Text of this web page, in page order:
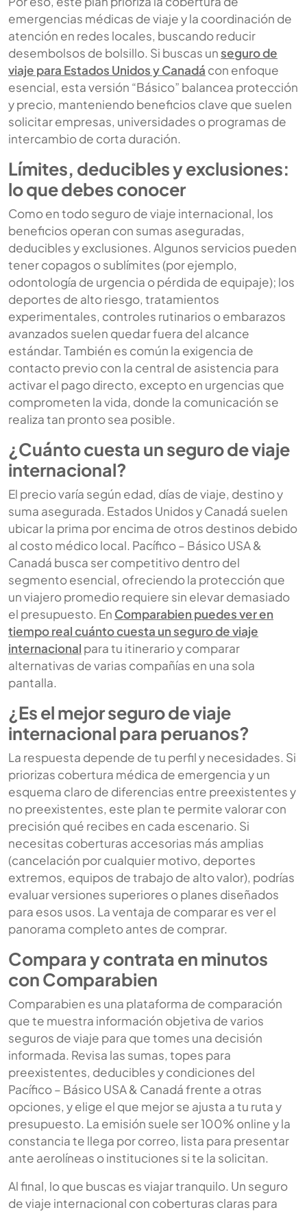
emergencias médicas de viaje y la coordinación de
atención en redes locales, buscando reducir
desembolsos de bolsillo. Si buscas unseguro de
viaje para Estados Unidos y Canadá con enfoque
esencial, esta versión “Básico” balancea protección
y precio, manteniendo beneficios clave que suelen
solicitar empresas, universidades o programas de
intercambio de corta duración.
Límites, deducibles y exclusiones:
lo que debes conocer
Como en todo seguro de viaje internacional, los
beneficios operan con sumas aseguradas,
deducibles y exclusiones. Algunos servicios pueden
tener copagos o sublímites (por ejemplo,
odontología de urgencia o pérdida de equipaje); los
deportes de alto riesgo, tratamientos
experimentales, controles rutinarios o embarazos
avanzados suelen quedar fuera del alcance
estándar. También es común la exigencia de
contacto previo con la central de asistencia para
activar el pago directo, excepto en urgencias que
comprometen la vida, donde la comunicación se
realiza tan pronto sea posible.
¿Cuánto cuesta un seguro de viaje
internacional?
El precio varía según edad, días de viaje, destino y
suma asegurada. Estados Unidos y Canadá suelen
ubicar la prima por encima de otros destinos debido
al costo médico local. Pacífico – Básico USA &
Canadá busca ser competitivo dentro del
segmento esencial, ofreciendo la protección que
un viajero promedio requiere sin elevar demasiado
el presupuesto. En Comparabien puedes ver en
tiempo real cuánto cuesta un seguro de viaje
internacional para tu itinerario y comparar
alternativas de varias compañías en una sola
pantalla.
¿Es el mejor seguro de viaje
internacional para peruanos?
La respuesta depende de tu perfil y necesidades. Si
priorizas cobertura médica de emergencia y un
esquema claro de diferencias entre preexistentes y
no preexistentes, este plan te permite valorar con
precisión qué recibes en cada escenario. Si
necesitas coberturas accesorias más amplias
(cancelación por cualquier motivo, deportes
extremos, equipos de trabajo de alto valor), podrías
evaluar versiones superiores o planes diseñados
para esos usos. La ventaja de comparar es ver el
panorama completo antes de comprar.
Compara y contrata en minutos
con Comparabien
Comparabien es una plataforma de comparación
que te muestra información objetiva de varios
seguros de viaje para que tomes una decisión
informada. Revisa las sumas, topes para
preexistentes, deducibles y condiciones del
Pacífico – Básico USA & Canadá frente a otras
opciones, y elige el que mejor se ajusta a tu ruta y
presupuesto. La emisión suele ser 100% online y la
constancia te llega por correo, lista para presentar
ante aerolíneas o instituciones si te la solicitan.
Al final, lo que buscas es viajar tranquilo. Un seguro
de viaje internacional con coberturas claras para